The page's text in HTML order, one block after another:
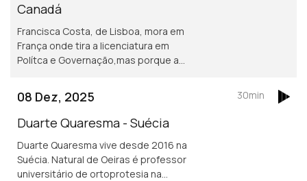
Canadá
Francisca Costa, de Lisboa, mora em
França onde tira a licenciatura em
Polítca e Governação,mas porque a
Asilo e migração são áreas de
investigação
08 Dez, 2025
Duarte Quaresma - Suécia
Duarte Quaresma vive desde 2016 na
Suécia. Natural de Oeiras é professor
universitário de ortoprotesia na
30min